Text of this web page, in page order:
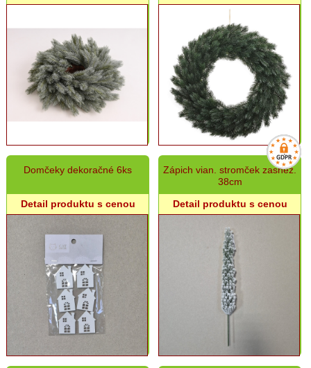
Domčeky dekoračné 6ks
Detail produktu s cenou
Zápich vian. stromček zasnež.
38cm
Detail produktu s cenou